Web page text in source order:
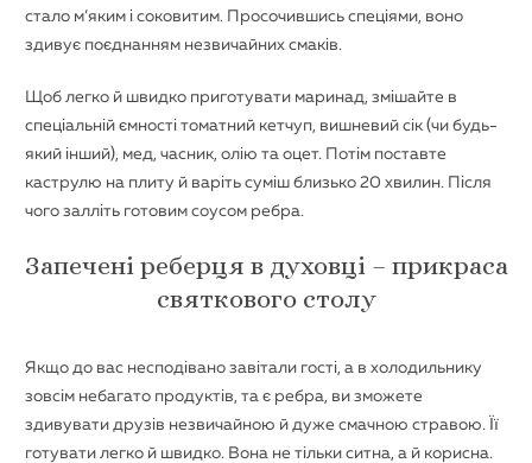
стало м’яким і соковитим. Просочившись спеціями, воно
здивує поєднанням незвичайних смаків.
Щоб легко й швидко приготувати маринад, змішайте в
спеціальній ємності томатний кетчуп, вишневий сік (чи будь-
який інший), мед, часник, олію та оцет. Потім поставте
каструлю на плиту й варіть суміш близько 20 хвилин. Після
чого залліть готовим соусом ребра.
Запечені реберця в духовці – прикраса
святкового столу
Якщо до вас несподівано завітали гості, а в холодильнику
зовсім небагато продуктів, та є ребра, ви зможете
здивувати друзів незвичайною й дуже смачною стравою. Її
готувати легко й швидко. Вона не тільки ситна, а й корисна.